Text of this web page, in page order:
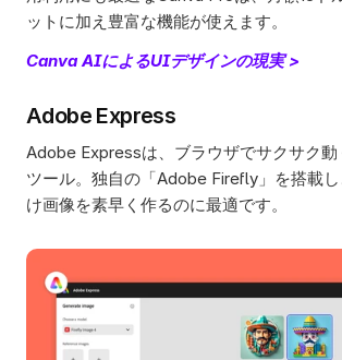
ットに加え豊富な機能が使えます。
Canva AIによるUIデザインの現実 >
Adobe Express
Adobe Expressは、ブラウザでサクサク動
ツール。独自の「Adobe Firefly」を搭載
け画像を素早く作るのに最適です。